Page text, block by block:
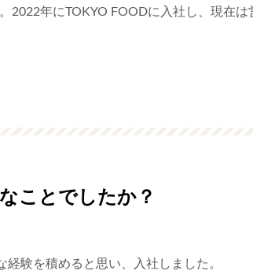
2022年にTOKYO FOODに入社し、現在は
ことでしたか？
験を積めると思い、入社しました。